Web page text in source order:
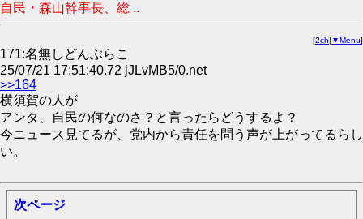
自民・森山幹事長、総 ..
[2ch| ▼Menu]
171:名無しどんぶらこ
25/07/21 17:51:40.72 jJLvMB5/0.net
>>164
横須賀の人が
アンタ、自民の何なのさ？と言ったらどうするよ？
今ニュース見てるが、党内から責任を問う声が上がってるらし
い。
次ページ